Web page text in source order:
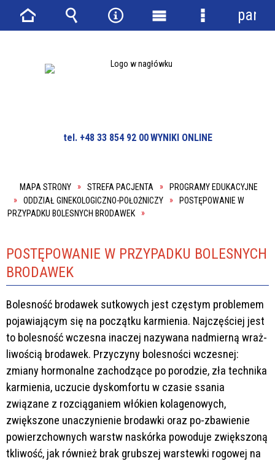
tel. +48 33 854 92 00WYNIKI ONLINE
MAPA STRONY STREFA PACJENTA
PROGRAMY EDUKACYJNE
ODDZIAŁ GINEKOLOGICZNO-POŁOŻNICZY
POSTĘPOWANIE W
PRZYPADKU BOLESNYCH BRODAWEK
POSTĘPOWANIE W PRZYPADKU BOLESNYCH
BRODAWEK
Bolesność brodawek sutkowych jest częstym problemem
pojawiającym się na początku karmienia. Najczęściej jest
to bolesność wczesna inaczej nazywana nadmierną wraż-
liwością brodawek. Przyczyny bolesności wczesnej:
zmiany hormonalne zachodzące po porodzie, zła technika
karmienia, uczucie dyskomfortu w czasie ssania
związane z rozciąganiem włókien kolagenowych,
zwiększone unaczynienie brodawki oraz po-zbawienie
powierzchownych warstw naskórka powoduje zwiększoną
tkliwość, jak również brak grubszej warstewki rogowej na
StronaWyszukiwarka
Narzędzia
Menu Menu
panel